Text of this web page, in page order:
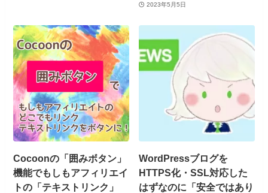
2023年5月5日
Cocoonの「囲みボタン」
機能でもしもアフィリエイ
トの「テキストリンク」
WordPressブログを
HTTPS化・SSL対応した
はずなのに「安全ではあり